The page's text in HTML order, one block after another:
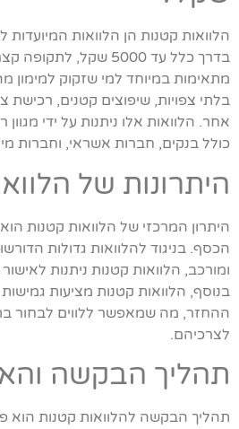
הלוואות קטנות הן הלוואות
בדרך כלל עד 5000 שקל,
מתאימות במיוחד למי שזקוק למימון
בלתי צפויות, שיפוצים קטנים, רכישת
אחר. הלוואות אלו ניתנות על ידי
כולל בנקים, חברות אשראי, וחברות
היתרונות של
היתרון המרכזי של הלוואות קטנות
הכסף. בניגוד להלוואות גדולות
ומורכב, הלוואות קטנות ניתנות
בנוסף, הלוואות קטנות מציעות
ההחזר, מה שמאפשר ללווים לבחור
לצרכיהם.
תהליך הבקשה
תהליך הבקשה להלוואות קטנות הוא